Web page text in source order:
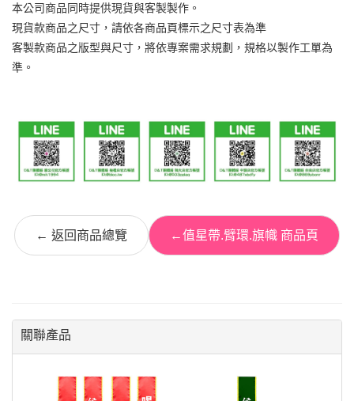
本公司商品同時提供現貨與客製製作。
現貨款商品之尺寸，請依各商品頁標示之尺寸表為準
客製款商品之版型與尺寸，將依專案需求規劃，規格以製作工單為
準。
← 返回商品總覽 ←值星帶.臂環.旗幟 商品頁
關聯產品